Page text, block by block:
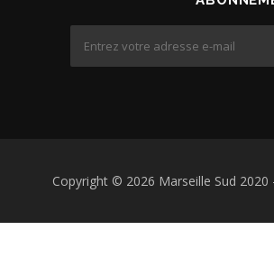
Copyright © 2026 Marseille Sud 2020